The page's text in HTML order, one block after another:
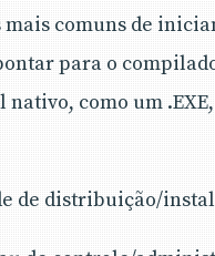
comuns de
para o
nativo, como um
de distribuição/